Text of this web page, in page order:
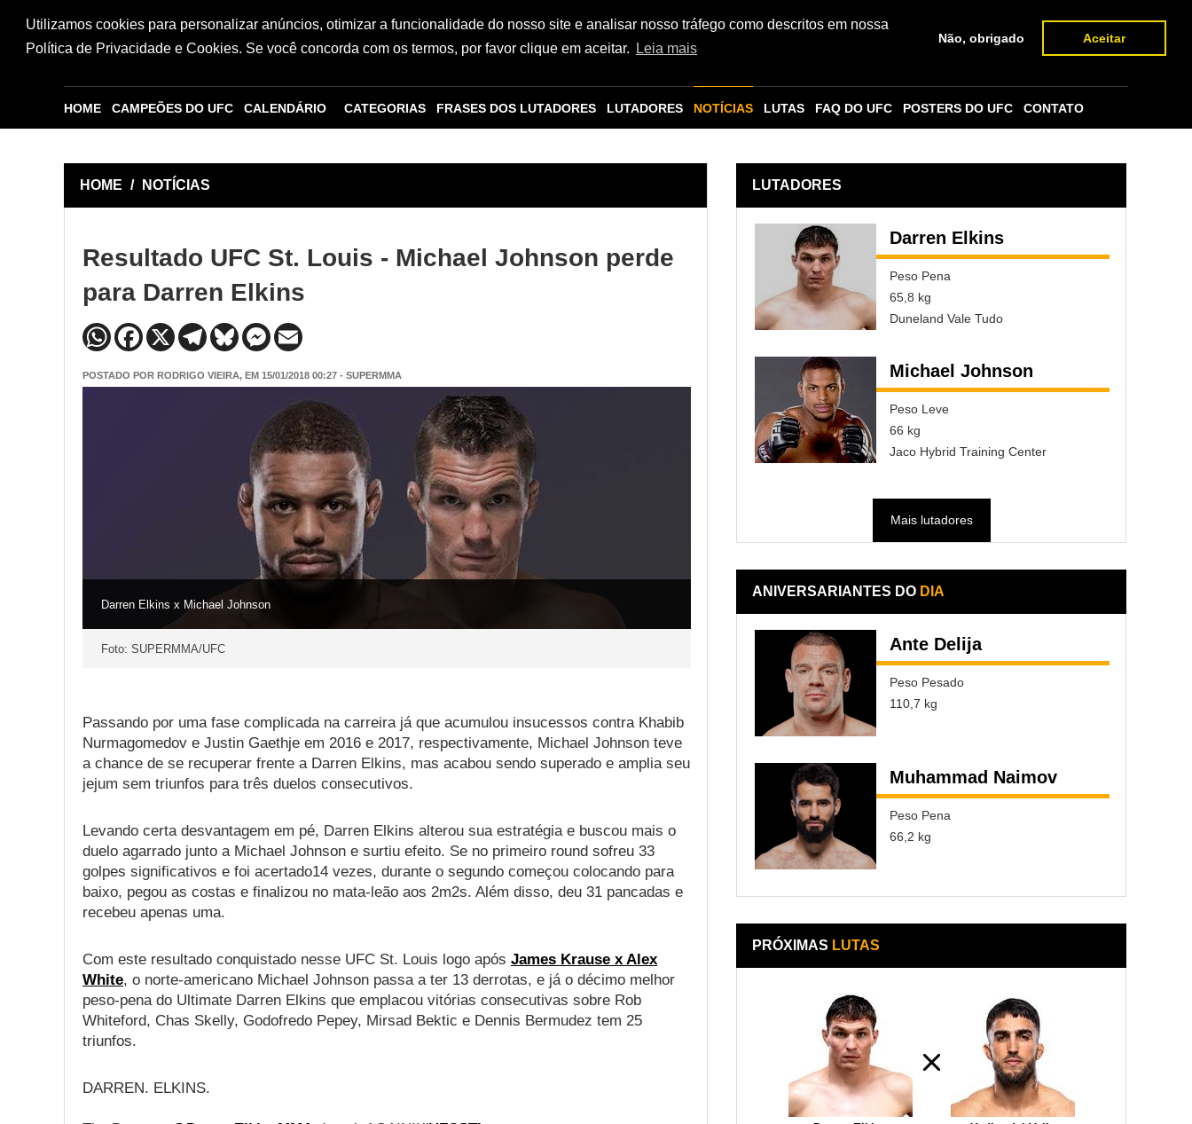
Utilizamos cookies para personalizar anúncios, otimizar a funcionalidade do nosso site e analisar nosso tráfego como descritos em nossa
Política de Privacidade e Cookies. Se você concorda com os termos, por favor clique em aceitar.
Leia mais
Não, obrigado Aceitar
HOME CAMPEÕES DO UFC CALENDÁRIO CATEGORIAS FRASES DOS LUTADORES LUTADORES NOTÍCIAS LUTAS FAQ DO UFC POSTERS DO UFC CONTATO
HOME / NOTÍCIAS
Resultado UFC St. Louis - Michael Johnson perde
para Darren Elkins
POSTADO POR RODRIGO VIEIRA, EM 15/01/2018 00:27 - SUPERMMA
Darren Elkins x Michael Johnson
Foto: SUPERMMA/UFC
Passando por uma fase complicada na carreira já que acumulou insucessos contra Khabib
Nurmagomedov e Justin Gaethje em 2016 e 2017, respectivamente, Michael Johnson teve
a chance de se recuperar frente a Darren Elkins, mas acabou sendo superado e amplia seu
jejum sem triunfos para três duelos consecutivos.
Levando certa desvantagem em pé, Darren Elkins alterou sua estratégia e buscou mais o
duelo agarrado junto a Michael Johnson e surtiu efeito. Se no primeiro round sofreu 33
golpes significativos e foi acertado14 vezes, durante o segundo começou colocando para
baixo, pegou as costas e finalizou no mata-leão aos 2m2s. Além disso, deu 31 pancadas e
recebeu apenas uma.
Com este resultado conquistado nesse UFC St. Louis logo após James Krause x Alex
White, o norte-americano Michael Johnson passa a ter 13 derrotas, e já o décimo melhor
peso-pena do Ultimate Darren Elkins que emplacou vitórias consecutivas sobre Rob
Whiteford, Chas Skelly, Godofredo Pepey, Mirsad Bektic e Dennis Bermudez tem 25
triunfos.
DARREN. ELKINS.
LUTADORES
Darren Elkins
Peso Pena
65,8 kg
Duneland Vale Tudo
Michael Johnson
Peso Leve
66 kg
Jaco Hybrid Training Center
Mais lutadores
ANIVERSARIANTES DO DIA
Ante Delija
Peso Pesado
110,7 kg
Muhammad Naimov
Peso Pena
66,2 kg
PRÓXIMAS LUTAS